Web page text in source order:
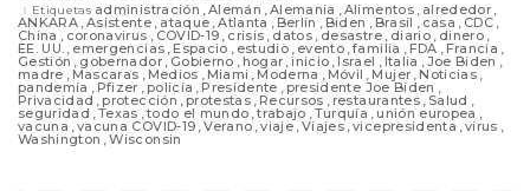
Etiquetas administración Alemán Alemania Alimentos alrededor
ANKARA Asistente ataque Atlanta Berlín Biden Brasil casa CDC
China coronavirus COVID-19 crisis datos desastre diario dinero
EE. UU. emergencias Espacio estudio evento familia FDA Francia
Gestión gobernador Gobierno hogar inicio Israel Italia Joe Biden
madre Mascaras Medios Miami Moderna Móvil Mujer Noticias
pandemia Pfizer policía Presidente presidente Joe Biden
Privacidad protección protestas Recursos restaurantes Salud
seguridad Texas todo el mundo trabajo Turquía unión europea
vacuna vacuna COVID-19 Verano viaje Viajes vicepresidenta virus
Washington Wisconsin